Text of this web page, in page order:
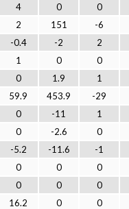
4 0
0
2 151
-6
-0.4 -2
2
1 0
0
0 1.9
1
59.9 453.9
-29
0 -11
1
0 -2.6
0
-5.2 -11.6
-1
0 0
0
0 0
0
16.2 0
0